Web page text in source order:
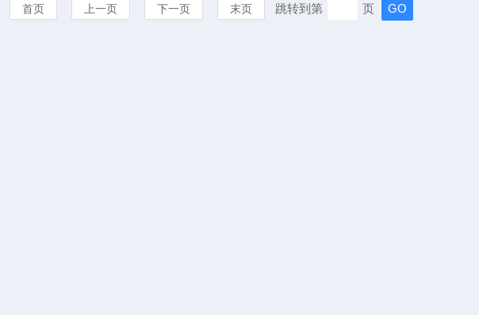
首页 上一页 下一页 末页 跳转到第 页